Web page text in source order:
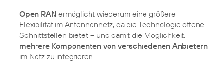
Open RAN ermöglicht wiederum eine größere
Flexibilität im Antennennetz, da die Technologie offene
Schnittstellen bietet – und damit die Möglichkeit,
mehrere Komponenten von verschiedenen Anbietern